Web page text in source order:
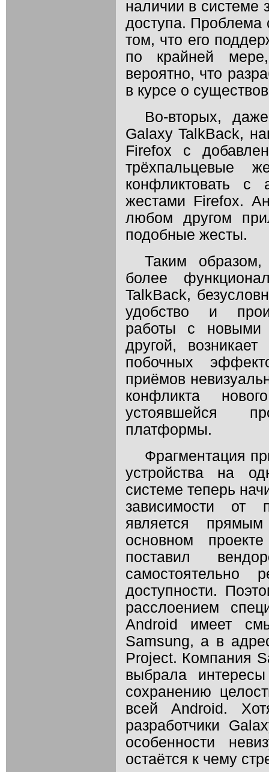
наличии в системе
доступа. Проблема
том, что его
по крайней
вероятно, что
в курсе о
Во-вторых,
Galaxy TalkBack,
Firefox с
трёхпальцевые
конфликтовать с
жестами Firefox.
любом другом
подобные жесты.
Таким
более
TalkBack,
удобство и
работы с новыми
другой,
побочных
приёмов
конфликта
устоявшейся
платформы.
Фрагментация
устройства на
системе теперь
зависимости от
является
основном
поставил
самостоятельно
доступности.
расслоением
Android имеет
Samsung, а в
Project. Компания
выбрала
сохранению
всей Android.
разработчики
особенности
остаётся к чему